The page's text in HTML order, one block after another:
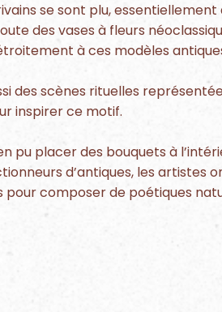
se sont plu, essentiellement
des vases à fleurs
à ces modèles
des scènes rituelles
inspirer ce motif.
pu placer des bouquets à
d’antiques, les artistes
pour composer de poétiques